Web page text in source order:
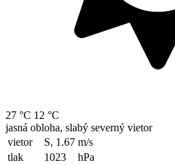
27 °C 12 °C
jasná obloha, slabý severný vietor
vietor
S, 1.67 m/s
tlak
1023
hPa